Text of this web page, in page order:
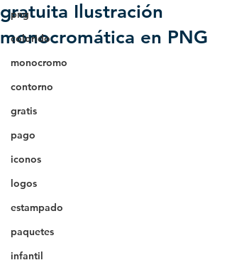
png
colorido
monocromo
contorno
gratis
pago
iconos
logos
estampado
paquetes
infantil
gratuita Ilustración
monocromática en PNG